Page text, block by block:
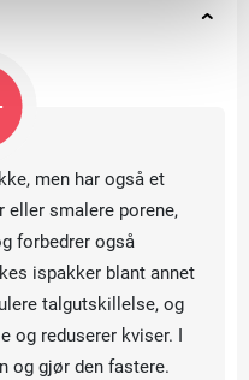
men har også et
eller smalere porene,
forbedrer også
ispakker blant annet
talgutskillelse, og
og reduserer kviser. I
og gjør den fastere.